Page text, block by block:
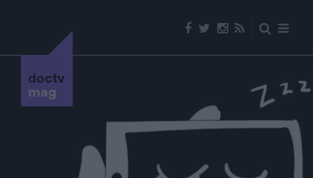
doctv
mag